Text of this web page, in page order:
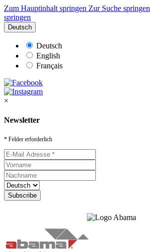
Zum Hauptinhalt springen Zur Suche springen
springen
Deutsch
Deutsch
English
Français
×
Newsletter
* Felder erforderlich